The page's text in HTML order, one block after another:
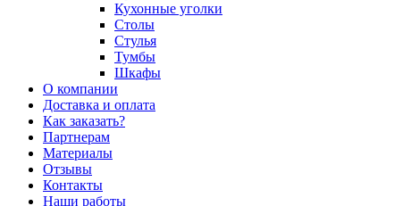
Кухонные уголки
Столы
Стулья
Тумбы
Шкафы
О компании
Доставка и оплата
Как заказать?
Партнерам
Материалы
Отзывы
Контакты
Наши работы